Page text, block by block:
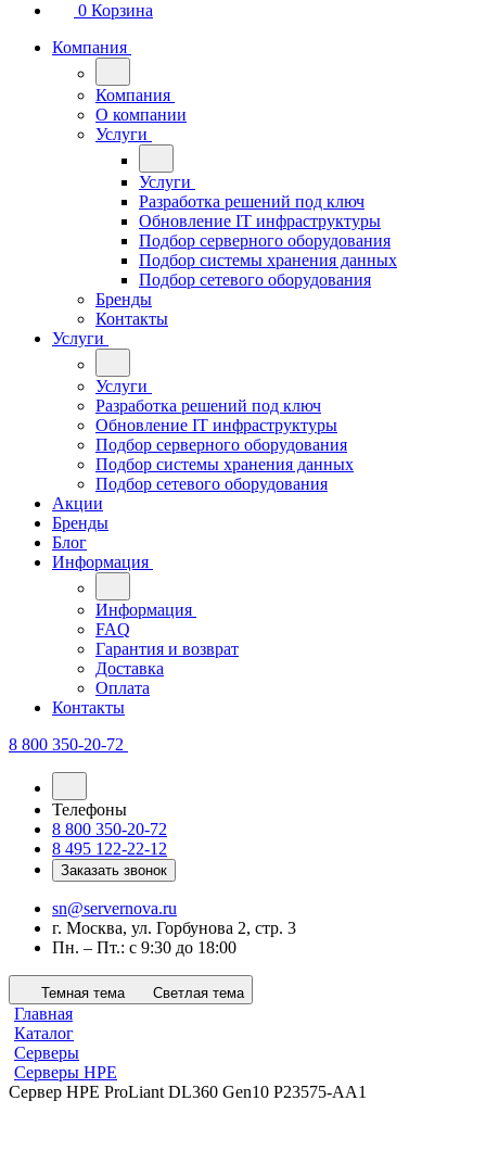
0 Корзина
Компания
Компания
О компании
Услуги
Услуги
Разработка решений под ключ
Обновление IT инфраструктуры
Подбор серверного оборудования
Подбор системы хранения данных
Подбор сетевого оборудования
Бренды
Контакты
Услуги
Услуги
Разработка решений под ключ
Обновление IT инфраструктуры
Подбор серверного оборудования
Подбор системы хранения данных
Подбор сетевого оборудования
Акции
Бренды
Блог
Информация
Информация
FAQ
Гарантия и возврат
Доставка
Оплата
Контакты
8 800 350-20-72
Телефоны
8 800 350-20-72
8 495 122-22-12
Заказать звонок
sn@servernova.ru
г. Москва, ул. Горбунова 2, стр. 3
Пн. – Пт.: с 9:30 до 18:00
Темная тема Светлая тема
Главная
Каталог
Серверы
Серверы HPE
Сервер HPE ProLiant DL360 Gen10 P23575-AA1